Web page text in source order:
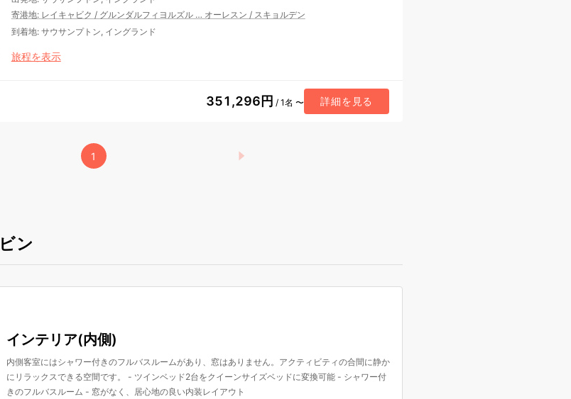
寄港地: レイキャビク / グルンダルフィヨルズル… オーレスン / スキョルデン
到着地: サウサンプトン, イングランド
旅程を表示
351,296円 / 1名 〜 詳細を見る
1
ン
インテリア(内側)
内側客室にはシャワー付きのフルバスルームがあり、窓はありません。アクティビティの合間に静か
にリラックスできる空間です。 - ツインベッド2台をクイーンサイズベッドに変換可能 - シャワー付
きのフルバスルーム - 窓がなく、居心地の良い内装レイアウト